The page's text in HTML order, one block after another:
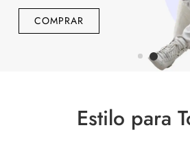
COMPRAR
Estilo para